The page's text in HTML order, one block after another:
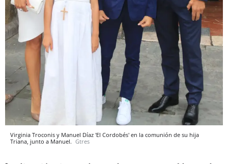
Virginia Troconis y Manuel Díaz 'El Cordobés' en la comunión de su hija
Triana, junto a Manuel. Gtres